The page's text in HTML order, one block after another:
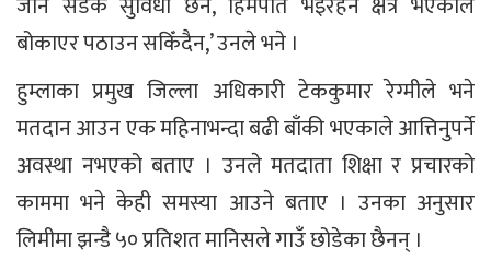
बोकाएर पठाउन सकिँदैन,’ उनले भने ।
हुम्लाका प्रमुख जिल्ला अधिकारी टेककुमार रेग्मीले भने
मतदान आउन एक महिनाभन्दा बढी बाँकी भएकाले आत्तिनुपर्ने
अवस्था नभएको बताए । उनले मतदाता शिक्षा र प्रचारको
काममा भने केही समस्या आउने बताए । उनका अनुसार
लिमीमा झन्डै ५० प्रतिशत मानिसले गाउँ छोडेका छैनन् ।